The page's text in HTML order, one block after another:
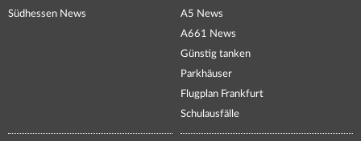
Südhessen News
A5 News
A661 News
Günstig tanken
Parkhäuser
Flugplan Frankfurt
Schulausfälle